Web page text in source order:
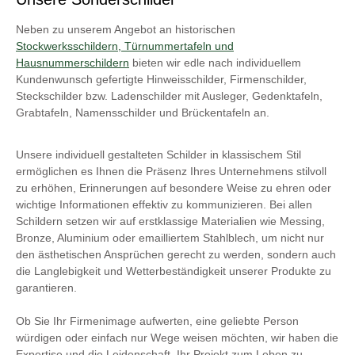
Reproduktion nach Ihrem Original:Wenn Sie uns einen
Abguss in dem von Ihnen gewünschten Material anfertigen. Diese
Vorgehensweise ermöglicht eine unkomplizierte Reproduktion.
Hierbei ist eine geringe materialbedingte Schrumpfung von 1-2%
zu beachten.Variante 2 - Neuanfertigung eines Gussmodells:
Wenn die Originalbuchstaben nicht mehr erhalten sind, bieten wir
die Möglichkeit, ein neues Gussmodell anzufertigen. Bei der
Neuanfertigung des Gussmodells können auch
nimmt und mit zusätzlichen Kosten verbunden ist. In den meisten
Fällen, vor allem bei kleineren Stückzahlen, empfiehlt sich die
Variante 1 (Reproduktion nach Ihrem
Original).Befestigungsoptionen:Unsere Buchstaben bieten wir mit
mitgegossenen Stiften zum Einkleben in die Wand oder mit
Bohrungen zur Verschraubung an. Bitte geben Sie bei Ihrer
Anfrage oder Bestellung an, welche Ausführung Sie
wünschen.Qualität braucht ihre ZeitUnsere Reproduktionen bzw.
Nachgüsse historischer Buchstaben und Inschriften werden
individuell für Sie gefertigt. Dieser Prozess erfordert eine gewisse
Lieferzeit. Im Rahmen der Angebotslegung informieren wir Sie
aktuellen Auftragsvolumen und den spezifischen Anforderungen
Ihres Projekts richtet. Wir danken Ihnen für Ihr Verständnis.
Individuelle Beratung – Ihr Projekt in guten HändenWir bieten
Neben zu unserem Angebot an historischen
Stockwerksschildern, Türnummertafeln und
Hausnummerschildern bieten wir edle nach individuellem
Kundenwunsch gefertigte Hinweisschilder, Firmenschilder,
Steckschilder bzw. Ladenschilder mit Ausleger, Gedenktafeln,
Grabtafeln, Namensschilder und Brückentafeln an.
Unsere individuell gestalteten Schilder in klassischem Stil
ermöglichen es Ihnen die Präsenz Ihres Unternehmens stilvoll
zu erhöhen, Erinnerungen auf besondere Weise zu ehren oder
wichtige Informationen effektiv zu kommunizieren. Bei allen
Schildern setzen wir auf erstklassige Materialien wie Messing,
Bronze, Aluminium oder emailliertem Stahlblech, um nicht nur
den ästhetischen Ansprüchen gerecht zu werden, sondern auch
die Langlebigkeit und Wetterbeständigkeit unserer Produkte zu
garantieren.
Ob Sie Ihr Firmenimage aufwerten, eine geliebte Person
würdigen oder einfach nur Wege weisen möchten, wir haben die